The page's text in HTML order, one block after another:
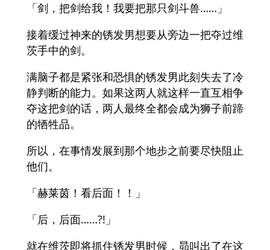
「剑，把剑给我！我要把那只剑斗兽……」
接着缓过神来的锈发男想要从旁边一把夺过维
茨手中的剑。
满脑子都是紧张和恐惧的锈发男此刻失去了冷
静判断的能力。如果这两人就这样一直互相争
夺这把剑的话，两人最终全都会成为狮子前蹄
的牺牲品。
所以，在事情发展到那个地步之前要尽快阻止
他们。
「赫莱茵！看后面！！」
「后，后面……?!」
就在维茨即将抓住锈发男时候，昴叫出了在这